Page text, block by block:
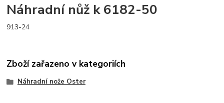
Náhradní nůž k 6182-50
913-24
Zboží zařazeno v kategoriích
Náhradní nože Oster